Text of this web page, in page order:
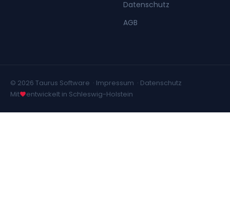
Datenschutz
AGB
© 2026 Taurus Software · Impressum · Datenschutz
Mit
entwickelt in Schleswig-Holstein